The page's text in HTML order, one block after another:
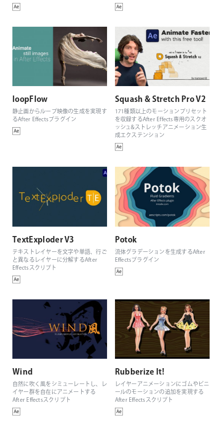
loopFlow
静止画からループ映像の生成を実現す
るAfter Effectsプラグイン
Squash & Stretch Pro V2
171種類以上のモーションプリセット
を収録するAfter Effects専用のスクオ
ッシュ&ストレッチアニメーション生
成エクステンション
TextExploder V3
テキストレイヤーを文字や単語、行ご
と異なるレイヤーに分解するAfter
Effectsスクリプト
Potok
流体グラデーションを生成するAfter
Effectsプラグイン
Wind
自然に吹く風をシミューレートし、レ
イヤー群を自在にアニメートする
After Effectsスクリプト
Rubberize It!
レイヤーアニメーションにゴムやビニ
ールのモーションの追加を実現する
After Effectsスクリプト